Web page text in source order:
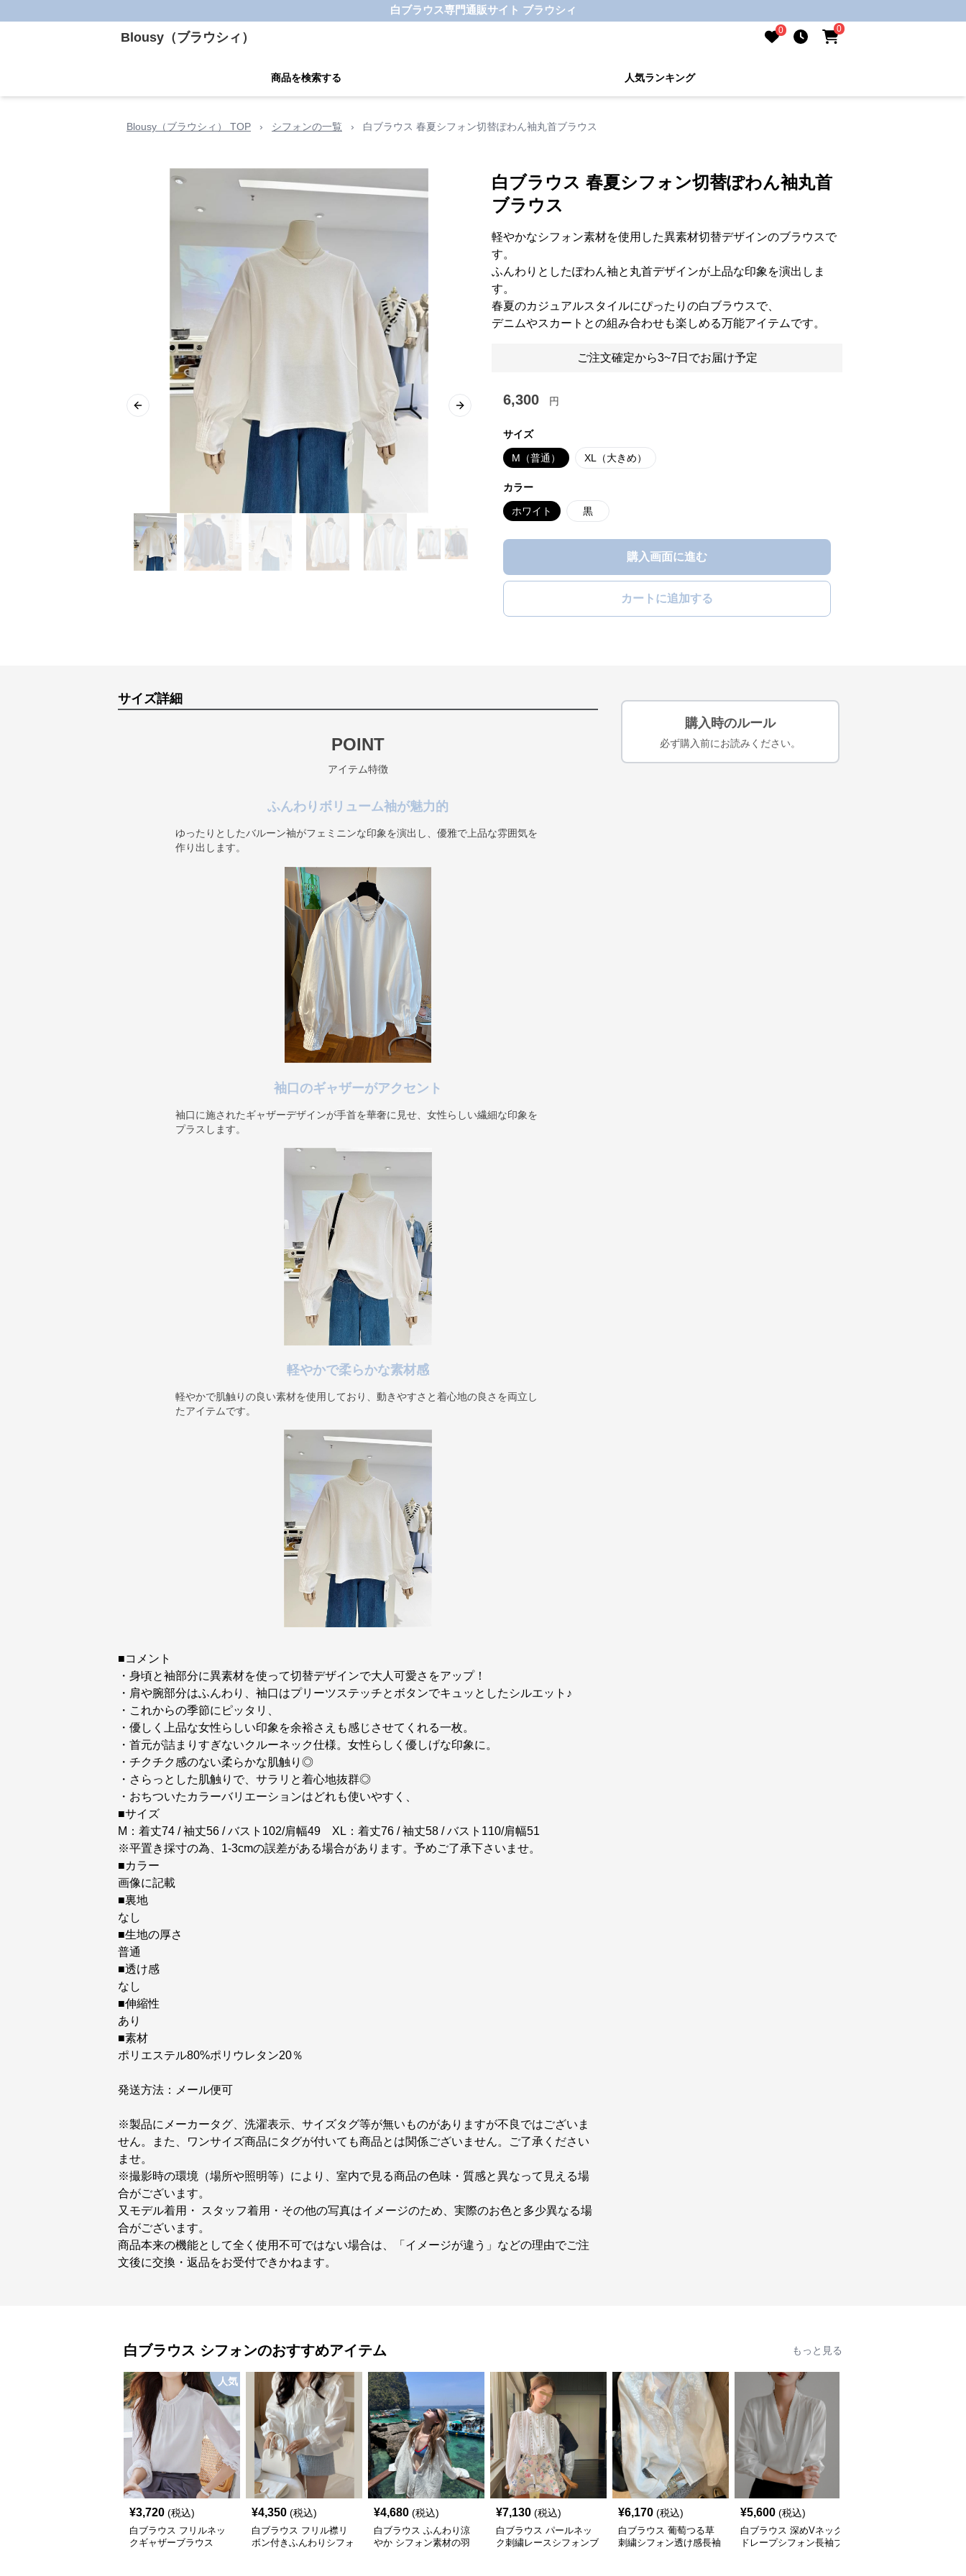
白ブラウス専門通販サイト ブラウシィ
Blousy（ブラウシィ） 0 0
商品を検索する 人気ランキング
Blousy（ブラウシィ） TOP › シフォンの一覧 › 白ブラウス 春夏シフォン切替ぽわん袖丸首ブラウス
Previous slide Next slide
白ブラウス 春夏シフォン切替ぽわん袖丸首
ブラウス
軽やかなシフォン素材を使用した異素材切替デザインのブラウスで
す。
ふんわりとしたぽわん袖と丸首デザインが上品な印象を演出しま
す。
春夏のカジュアルスタイルにぴったりの白ブラウスで、
デニムやスカートとの組み合わせも楽しめる万能アイテムです。
ご注文確定から3~7日でお届け予定
6,300 円
サイズ
M（普通） XL（大きめ）
カラー
ホワイト 黒
購入画面に進む
カートに追加する
サイズ詳細
POINT
アイテム特徴
ふんわりボリューム袖が魅力的
ゆったりとしたバルーン袖がフェミニンな印象を演出し、優雅で上品な雰囲気を
作り出します。
袖口のギャザーがアクセント
袖口に施されたギャザーデザインが手首を華奢に見せ、女性らしい繊細な印象を
プラスします。
軽やかで柔らかな素材感
軽やかで肌触りの良い素材を使用しており、動きやすさと着心地の良さを両立し
たアイテムです。
■コメント
・身頃と袖部分に異素材を使って切替デザインで大人可愛さをアップ！
・肩や腕部分はふんわり、袖口はプリーツステッチとボタンでキュッとしたシルエット♪
・これからの季節にピッタリ、
・優しく上品な女性らしい印象を余裕さえも感じさせてくれる一枚。
・首元が詰まりすぎないクルーネック仕様。女性らしく優しげな印象に。
・チクチク感のない柔らかな肌触り◎
・さらっとした肌触りで、サラリと着心地抜群◎
・おちついたカラーバリエーションはどれも使いやすく、
■サイズ
M：着丈74 / 袖丈56 / バスト102/肩幅49 XL：着丈76 / 袖丈58 / バスト110/肩幅51
※平置き採寸の為、1-3cmの誤差がある場合があります。予めご了承下さいませ。
■カラー
画像に記載
■裏地
なし
■生地の厚さ
普通
■透け感
なし
■伸縮性
あり
■素材
ポリエステル80%ポリウレタン20％
発送方法：メール便可
※製品にメーカータグ、洗濯表示、サイズタグ等が無いものがありますが不良ではございま
せん。また、ワンサイズ商品にタグが付いても商品とは関係ございません。ご了承ください
ませ。
※撮影時の環境（場所や照明等）により、室内で見る商品の色味・質感と異なって見える場
合がございます。
又モデル着用・ スタッフ着用・その他の写真はイメージのため、実際のお色と多少異なる場
合がございます。
商品本来の機能として全く使用不可ではない場合は、「イメージが違う」などの理由でご注
文後に交換・返品をお受付できかねます。
購入時のルール
必ず購入前にお読みください。
白ブラウス シフォンのおすすめアイテム もっと見る
人気
¥3,720 (税込)
白ブラウス フリルネッ
クギャザーブラウス
¥4,350 (税込)
白ブラウス フリル襟リ
ボン付きふんわりシフォ
¥4,680 (税込)
白ブラウス ふんわり涼
やか シフォン素材の羽
¥7,130 (税込)
白ブラウス パールネッ
ク刺繍レースシフォンブ
¥6,170 (税込)
白ブラウス 葡萄つる草
刺繍シフォン透け感長袖
¥5,600 (税込)
白ブラウス 深めVネック
ドレープシフォン長袖ブ